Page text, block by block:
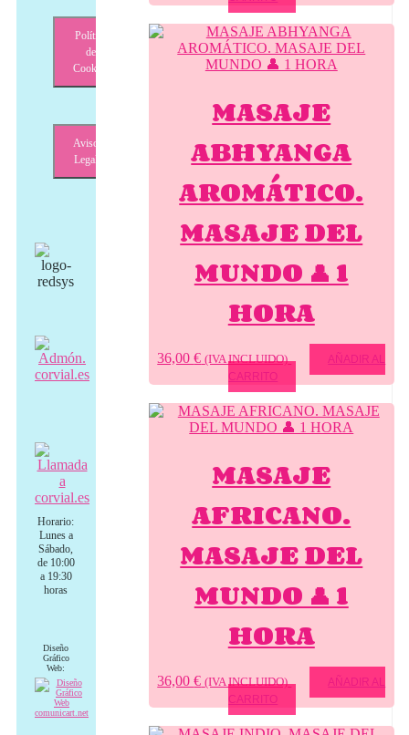
MASAJE
ABHYANGA
AROMÁTICO.
MASAJE DEL
MUNDO 👤 1
HORA
36,00€ (IVA INCLUIDO)
AÑADIR AL
CARRITO
MASAJE
AFRICANO.
MASAJE DEL
MUNDO 👤 1
HORA
36,00€ (IVA INCLUIDO)
AÑADIR AL
CARRITO
Política
de
Cookies
Aviso
Legal
Horario:
Lunes a
Sábado,
de 10:00
a 19:30
horas
Diseño
Gráfico
Web: